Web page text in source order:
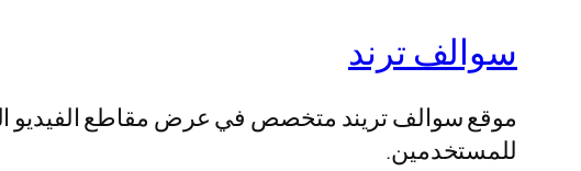
سوالف ترند
موقع سوالف تريند متخصص في عرض مقاطع الفيديو
للمستخدمين.